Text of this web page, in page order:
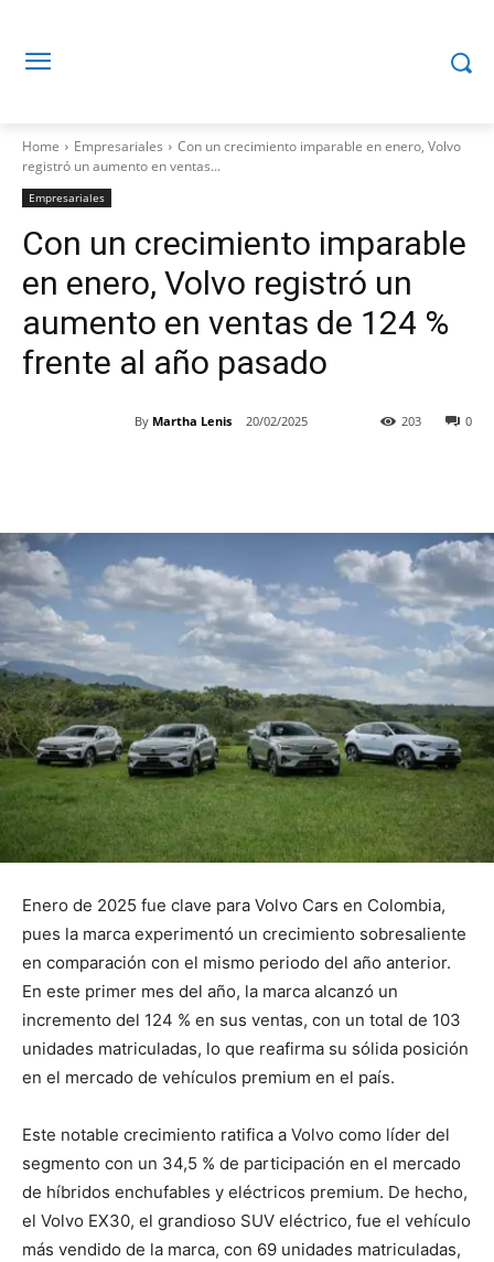
Home Empresariales
Con un crecimiento imparable en enero, Volvo
registró un aumento en ventas...
Empresariales
Con un crecimiento imparable
en enero, Volvo registró un
aumento en ventas de 124 %
frente al año pasado
By Martha Lenis 20/02/2025 0
203
Enero de 2025 fue clave para Volvo Cars en Colombia,
pues la marca experimentó un crecimiento sobresaliente
en comparación con el mismo periodo del año anterior.
En este primer mes del año, la marca alcanzó un
incremento del 124 % en sus ventas, con un total de 103
unidades matriculadas, lo que reafirma su sólida posición
en el mercado de vehículos premium en el país.
Este notable crecimiento ratifica a Volvo como líder del
segmento con un 34,5 % de participación en el mercado
de híbridos enchufables y eléctricos premium. De hecho,
el Volvo EX30, el grandioso SUV eléctrico, fue el vehículo
más vendido de la marca, con 69 unidades matriculadas,